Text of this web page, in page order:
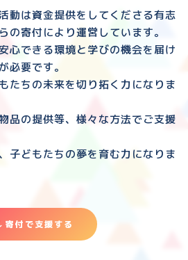
動は資金提供をしてくださる有志
の寄付により運営しています。
心できる環境と 学びの機会を届け
必要です。
たちの未来を切り拓く力になりま
品の提供等、様々な方法でご支援
子どもたちの夢を育む力になりま
寄付で支援する